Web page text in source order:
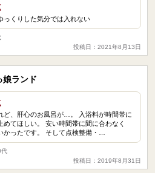
っくりした気分では入れない
投稿日：2021年8月13日
娘ランド
ど、肝心のお風呂が…。 入浴料が時間帯に
めてほしい。 安い時間帯に間に合わなく
て、お金がもったないかったです。 そして点検整備・…
投稿日：2019年8月31日